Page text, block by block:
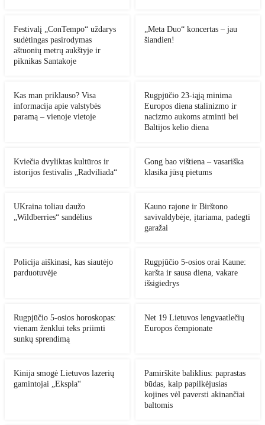
Festivalį „ConTempo“ uždarys
sudėtingas pasirodymas
aštuonių metrų aukštyje ir
piknikas Santakoje
„Meta Duo“ koncertas – jau
šiandien!
Kas man priklauso? Visa
informacija apie valstybės
paramą – vienoje vietoje
Rugpjūčio 23-iąją minima
Europos diena stalinizmo ir
nacizmo aukoms atminti bei
Baltijos kelio diena
Kviečia dvyliktas kultūros ir
istorijos festivalis „Radviliada“
Gong bao vištiena – vasariška
klasika jūsų pietums
UKraina toliau daužo
„Wildberries“ sandėlius
Kauno rajone ir Birštono
savivaldybėje, įtariama, padegti
garažai
Policija aiškinasi, kas siautėjo
parduotuvėje
Rugpjūčio 5-osios orai Kaune:
karšta ir sausa diena, vakare
išsigiedrys
Rugpjūčio 5-osios horoskopas:
vienam ženklui teks priimti
sunkų sprendimą
Net 19 Lietuvos lengvaatlečių
Europos čempionate
Kinija smogė Lietuvos lazerių
gamintojai „Ekspla“
Pamirškite baliklius: paprastas
būdas, kaip papilkėjusias
kojines vėl paversti akinančiai
baltomis